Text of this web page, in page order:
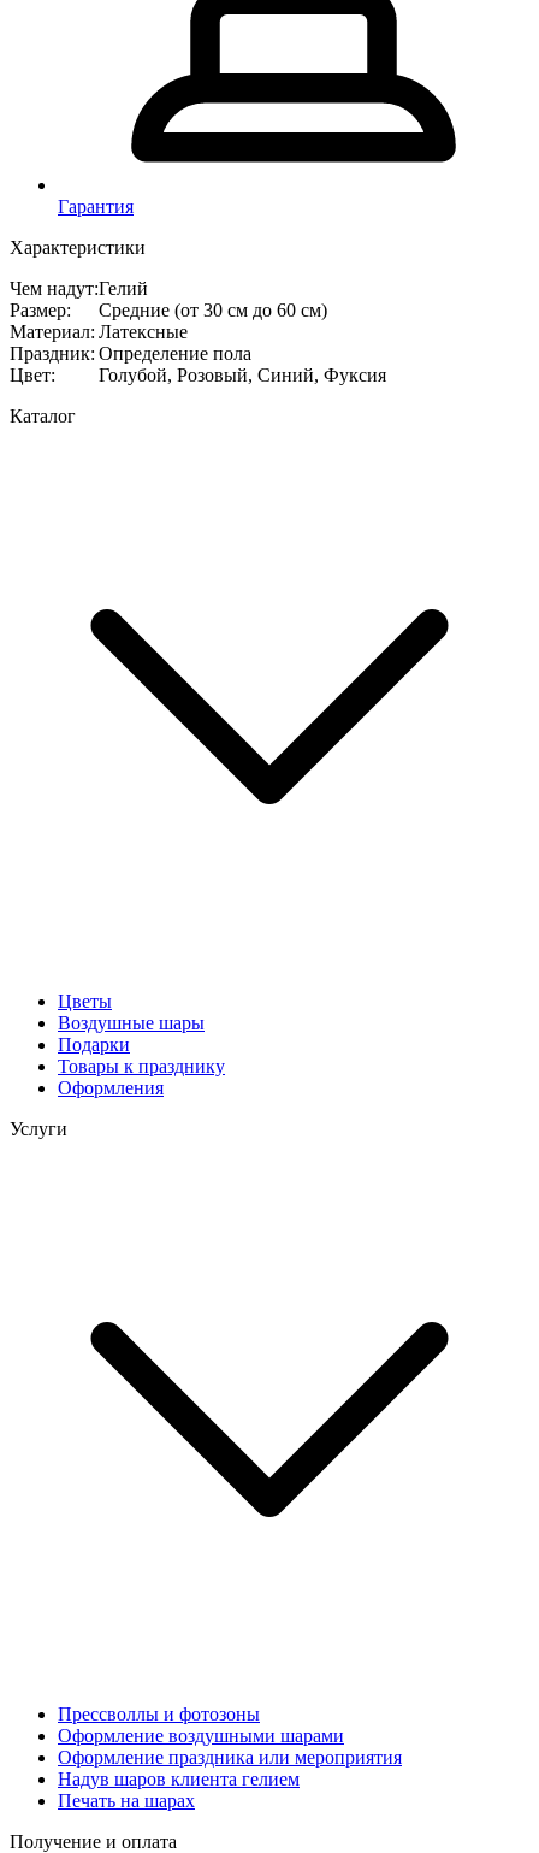
Гарантия
Характеристики
Чем надут:Гелий
Размер:
Средние (от 30 см до 60 см)
Материал: Латексные
Праздник: Определение пола
Цвет:
Голубой, Розовый, Синий, Фуксия
Каталог
Цветы
Воздушные шары
Подарки
Товары к празднику
Оформления
Услуги
Прессволлы и фотозоны
Оформление воздушными шарами
Оформление праздника или мероприятия
Надув шаров клиента гелием
Печать на шарах
Получение и оплата